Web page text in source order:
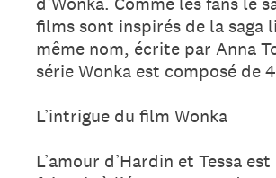
films sont inspirés de la saga
même nom, écrite par Anna
série Wonka est composé de
L’intrigue du film Wonka
L’amour d’Hardin et Tessa